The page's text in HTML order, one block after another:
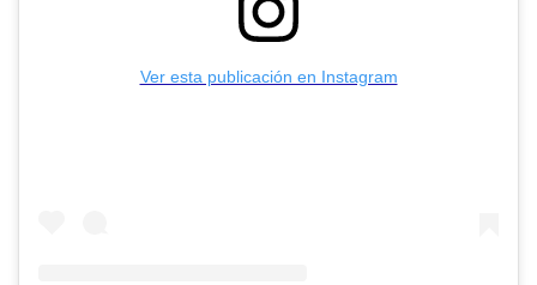
Ver esta publicación en Instagram